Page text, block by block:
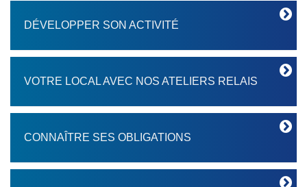
DÉVELOPPER SON ACTIVITÉ
VOTRE LOCAL AVEC NOS ATELIERS RELAIS
CONNAÎTRE SES OBLIGATIONS